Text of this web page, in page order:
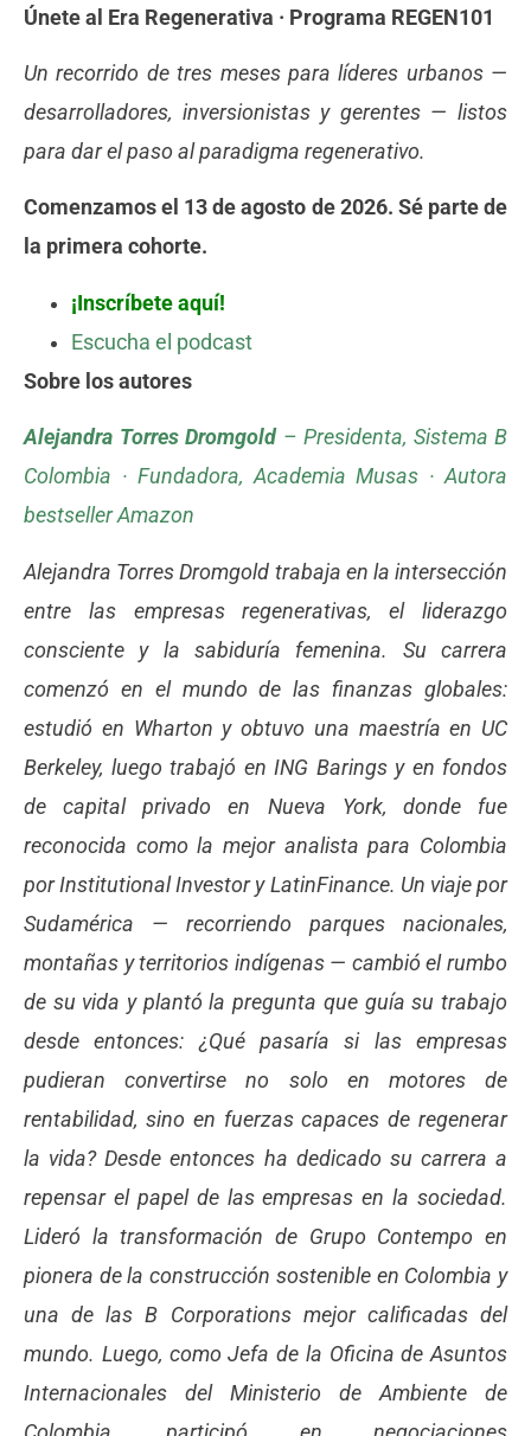
Únete al Era Regenerativa · Programa REGEN101
Un recorrido de tres meses para líderes urbanos —
desarrolladores, inversionistas y gerentes — listos
para dar el paso al paradigma regenerativo.
Comenzamos el 13 de agosto de 2026. Sé parte de
la primera cohorte.
¡Inscríbete aquí!
Escucha el podcast
Sobre los autores
Alejandra Torres Dromgold – Presidenta, Sistema B
Colombia · Fundadora, Academia Musas · Autora
bestseller Amazon
Alejandra Torres Dromgold trabaja en la intersección
entre las empresas regenerativas, el liderazgo
consciente y la sabiduría femenina. Su carrera
comenzó en el mundo de las finanzas globales:
estudió en Wharton y obtuvo una maestría en UC
Berkeley, luego trabajó en ING Barings y en fondos
de capital privado en Nueva York, donde fue
reconocida como la mejor analista para Colombia
por Institutional Investor y LatinFinance. Un viaje por
Sudamérica — recorriendo parques nacionales,
montañas y territorios indígenas — cambió el rumbo
de su vida y plantó la pregunta que guía su trabajo
desde entonces: ¿Qué pasaría si las empresas
pudieran convertirse no solo en motores de
rentabilidad, sino en fuerzas capaces de regenerar
la vida? Desde entonces ha dedicado su carrera a
repensar el papel de las empresas en la sociedad.
Lideró la transformación de Grupo Contempo en
pionera de la construcción sostenible en Colombia y
una de las B Corporations mejor calificadas del
mundo. Luego, como Jefa de la Oficina de Asuntos
Internacionales del Ministerio de Ambiente de